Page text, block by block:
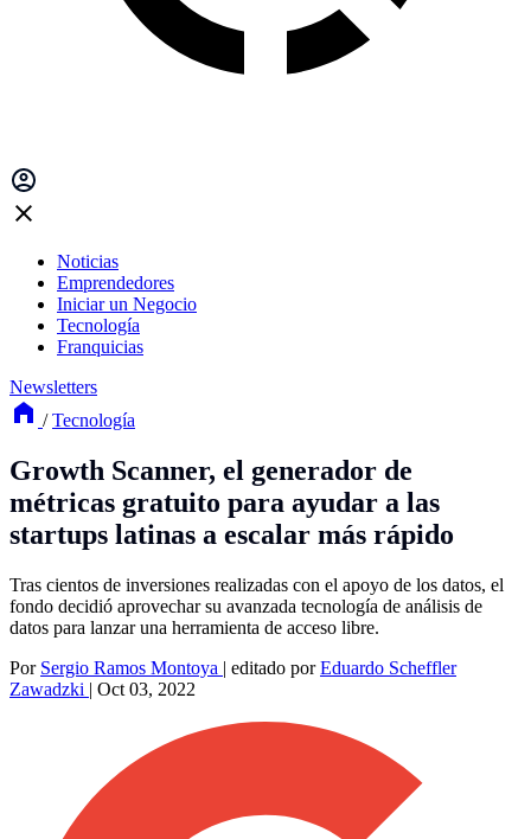
Noticias
Emprendedores
Iniciar un Negocio
Tecnología
Franquicias
Newsletters
/ Tecnología
Growth Scanner, el generador de
métricas gratuito para ayudar a las
startups latinas a escalar más rápido
Tras cientos de inversiones realizadas con el apoyo de los datos, el
fondo decidió aprovechar su avanzada tecnología de análisis de
datos para lanzar una herramienta de acceso libre.
Por Sergio Ramos Montoya | editado porEduardo Scheffler
Zawadzki | Oct 03, 2022